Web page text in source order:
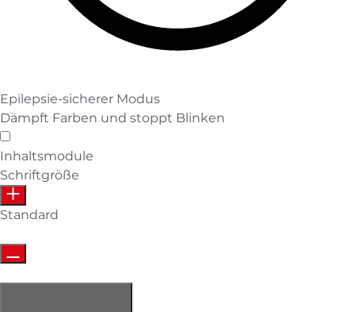
Epilepsie-sicherer Modus
Dämpft Farben und stoppt Blinken
Epilepsie-sicherer Modus
Inhaltsmodule
Schriftgröße
Standard